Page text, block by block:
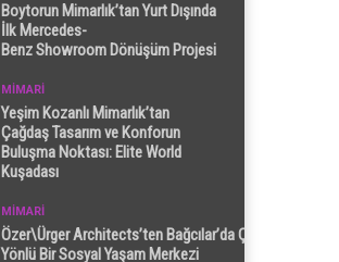
Boytorun Mimarlık’tan Yurt Dışında
İlk Mercedes-
Benz Showroom Dönüşüm Projesi
MİMARİ
Yeşim Kozanlı Mimarlık’tan
Çağdaş Tasarım ve Konforun
Buluşma Noktası: Elite World
Kuşadası
MİMARİ
Özer\Ürger Architects’ten Bağcılar’da Çok
Yönlü Bir Sosyal Yaşam Merkezi